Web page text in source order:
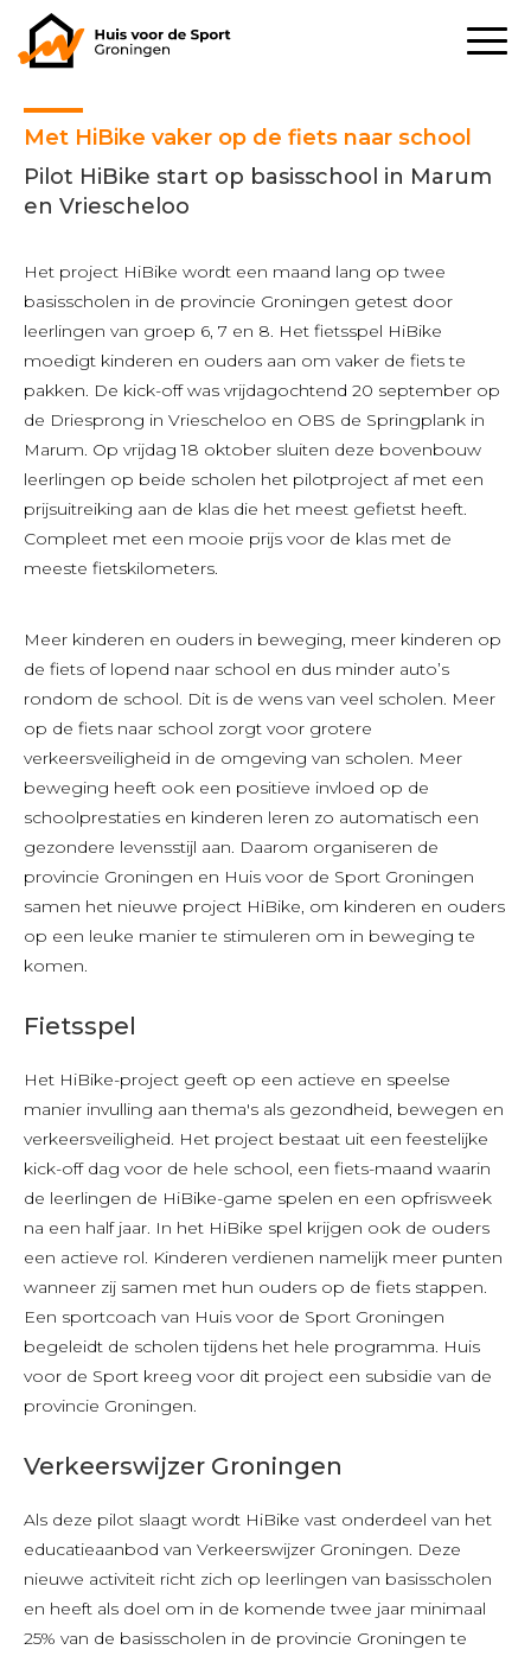
Met HiBike vaker op de fiets naar school
Pilot HiBike start op basisschool in Marum
en Vriescheloo
Het project HiBike wordt een maand lang op twee
basisscholen in de provincie Groningen getest door
leerlingen van groep 6, 7 en 8. Het fietsspel HiBike
moedigt kinderen en ouders aan om vaker de fiets te
pakken. De kick-off was vrijdagochtend 20 september op
de Driesprong in Vriescheloo en OBS de Springplank in
Marum. Op vrijdag 18 oktober sluiten deze bovenbouw
leerlingen op beide scholen het pilotproject af met een
prijsuitreiking aan de klas die het meest gefietst heeft.
Compleet met een mooie prijs voor de klas met de
meeste fietskilometers.
Meer kinderen en ouders in beweging, meer kinderen op
de fiets of lopend naar school en dus minder auto’s
rondom de school. Dit is de wens van veel scholen. Meer
op de fiets naar school zorgt voor grotere
verkeersveiligheid in de omgeving van scholen. Meer
beweging heeft ook een positieve invloed op de
schoolprestaties en kinderen leren zo automatisch een
gezondere levensstijl aan. Daarom organiseren de
provincie Groningen en Huis voor de Sport Groningen
samen het nieuwe project HiBike, om kinderen en ouders
op een leuke manier te stimuleren om in beweging te
komen.
Fietsspel
Het HiBike-project geeft op een actieve en speelse
manier invulling aan thema's als gezondheid, bewegen en
verkeersveiligheid. Het project bestaat uit een feestelijke
kick-off dag voor de hele school, een fiets-maand waarin
de leerlingen de HiBike-game spelen en een opfrisweek
na een half jaar. In het HiBike spel krijgen ook de ouders
een actieve rol. Kinderen verdienen namelijk meer punten
wanneer zij samen met hun ouders op de fiets stappen.
Een sportcoach van Huis voor de Sport Groningen
begeleidt de scholen tijdens het hele programma. Huis
voor de Sport kreeg voor dit project een subsidie van de
provincie Groningen.
Verkeerswijzer Groningen
Als deze pilot slaagt wordt HiBike vast onderdeel van het
educatieaanbod van Verkeerswijzer Groningen. Deze
nieuwe activiteit richt zich op leerlingen van basisscholen
en heeft als doel om in de komende twee jaar minimaal
25% van de basisscholen in de provincie Groningen te